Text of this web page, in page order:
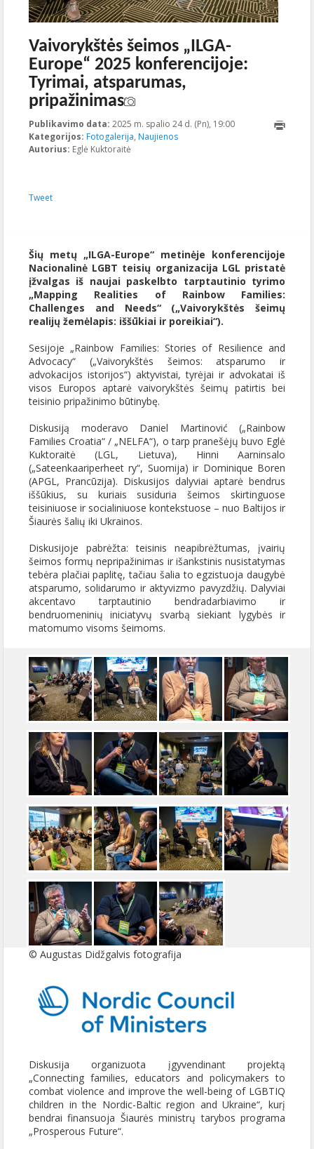
Vaivorykštės šeimos „ILGA-
Europe“ 2025 konferencijoje:
Tyrimai, atsparumas,
pripažinimas
Publikavimo data: 2025 m. spalio 24 d. (Pn), 19:00
Kategorijos: Fotogalerija, Naujienos
Autorius: Eglė Kuktoraitė
Tweet
Šių metų „ILGA-Europe“ metinėje konferencijoje
Nacionalinė LGBT teisių organizacija LGL pristatė
įžvalgas iš naujai paskelbto tarptautinio tyrimo
„Mapping Realities of Rainbow Families:
Challenges and Needs“ („Vaivorykštės šeimų
realijų žemėlapis: iššūkiai ir poreikiai“).
Sesijoje „Rainbow Families: Stories of Resilience and
Advocacy“ („Vaivorykštės šeimos: atsparumo ir
advokacijos istorijos“) aktyvistai, tyrėjai ir advokatai iš
visos Europos aptarė vaivorykštės šeimų patirtis bei
teisinio pripažinimo būtinybę.
Diskusiją moderavo Daniel Martinović („Rainbow
Families Croatia“ / „NELFA“), o tarp pranešėjų buvo Eglė
Kuktoraitė (LGL, Lietuva), Hinni Aarninsalo
(„Sateenkaariperheet ry“, Suomija) ir Dominique Boren
(APGL, Prancūzija). Diskusijos dalyviai aptarė bendrus
iššūkius, su kuriais susiduria šeimos skirtinguose
teisiniuose ir socialiniuose kontekstuose – nuo Baltijos ir
Šiaurės šalių iki Ukrainos.
Diskusijoje pabrėžta: teisinis neapibrėžtumas, įvairių
šeimos formų nepripažinimas ir išankstinis nusistatymas
tebėra plačiai paplitę, tačiau šalia to egzistuoja daugybė
atsparumo, solidarumo ir aktyvizmo pavyzdžių. Dalyviai
akcentavo tarptautinio bendradarbiavimo ir
bendruomeninių iniciatyvų svarbą siekiant lygybės ir
matomumo visoms šeimoms.
© Augustas Didžgalvis fotografija
Diskusija organizuota įgyvendinant projektą
„Connecting families, educators and policymakers to
combat violence and improve the well-being of LGBTIQ
children in the Nordic-Baltic region and Ukraine“, kurį
bendrai finansuoja Šiaurės ministrų tarybos programa
„Prosperous Future“.